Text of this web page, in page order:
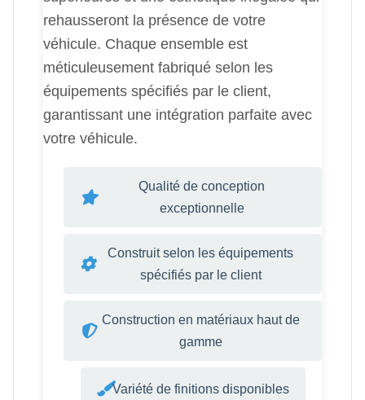
rehausseront la présence de votre
véhicule. Chaque ensemble est
méticuleusement fabriqué selon les
équipements spécifiés par le client,
garantissant une intégration parfaite avec
votre véhicule.
Qualité de conception
exceptionnelle
Construit selon les équipements
spécifiés par le client
Construction en matériaux haut de
gamme
Variété de finitions disponibles